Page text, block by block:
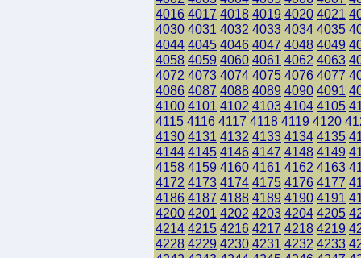
4016 4017 4018 4019 4020 4021
4030 4031 4032 4033 4034 4035
4044 4045 4046 4047 4048 4049
4058 4059 4060 4061 4062 4063
4072 4073 4074 4075 4076 4077
4086 4087 4088 4089 4090 4091
4100 4101 4102 4103 4104 4105
4115 4116 4117 4118 4119 4120
4130 4131 4132 4133 4134 4135
4144 4145 4146 4147 4148 4149
4158 4159 4160 4161 4162 4163
4172 4173 4174 4175 4176 4177
4186 4187 4188 4189 4190 4191
4200 4201 4202 4203 4204 4205
4214 4215 4216 4217 4218 4219
4228 4229 4230 4231 4232 4233